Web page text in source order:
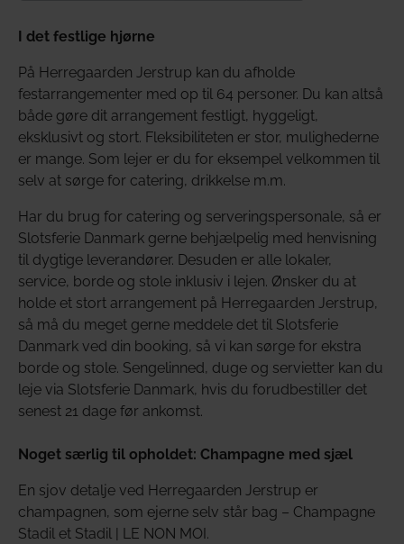
I det festlige hjørne
På Herregaarden Jerstrup kan du afholde
festarrangementer med op til 64 personer. Du kan altså
både gøre dit arrangement festligt, hyggeligt,
eksklusivt og stort. Fleksibiliteten er stor, mulighederne
er mange. Som lejer er du for eksempel velkommen til
selv at sørge for catering, drikkelse m.m.
Har du brug for catering og serveringspersonale, så er
Slotsferie Danmark gerne behjælpelig med henvisning
til dygtige leverandører. Desuden er alle lokaler,
service, borde og stole inklusiv i lejen. Ønsker du at
holde et stort arrangement på Herregaarden Jerstrup,
så må du meget gerne meddele det til Slotsferie
Danmark ved din booking, så vi kan sørge for ekstra
borde og stole. Sengelinned, duge og servietter kan du
leje via Slotsferie Danmark, hvis du forudbestiller det
senest 21 dage før ankomst.
Noget særlig til opholdet: Champagne med sjæl
En sjov detalje ved Herregaarden Jerstrup er
champagnen, som ejerne selv står bag – Champagne
Stadil et Stadil | LE NON MOI.